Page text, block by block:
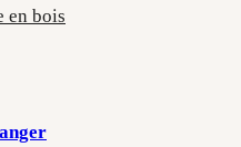
en bois